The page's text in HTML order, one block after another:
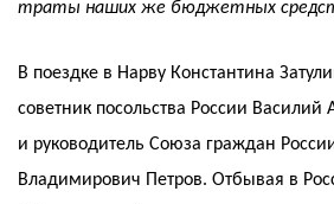
траты наших же бюджетных
В поездке в Нарву Константина
советник посольства России Василий
и руководитель Союза граждан
Владимирович Петров. Отбывая в